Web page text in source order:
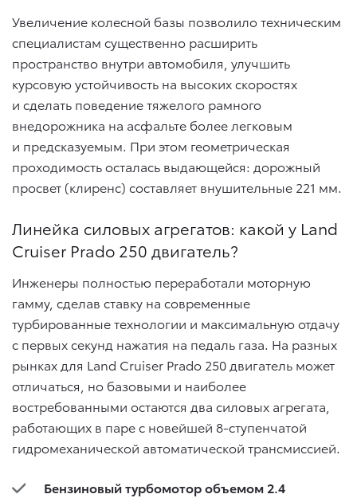
Увеличение колесной базы позволило техническим
специалистам существенно расширить
пространство внутри автомобиля, улучшить
курсовую устойчивость на высоких скоростях
и сделать поведение тяжелого рамного
внедорожника на асфальте более легковым
и предсказуемым. При этом геометрическая
проходимость осталась выдающейся: дорожный
просвет (клиренс) составляет внушительные 221 мм.
Линейка силовых агрегатов: какой у Land
Cruiser Prado 250 двигатель?
Инженеры полностью переработали моторную
гамму, сделав ставку на современные
турбированные технологии и максимальную отдачу
с первых секунд нажатия на педаль газа. На разных
рынках для Land Cruiser Prado 250 двигатель может
отличаться, но базовыми и наиболее
востребованными остаются два силовых агрегата,
работающих в паре с новейшей 8-ступенчатой
гидромеханической автоматической трансмиссией.
Бензиновый турбомотор объемом 2.4